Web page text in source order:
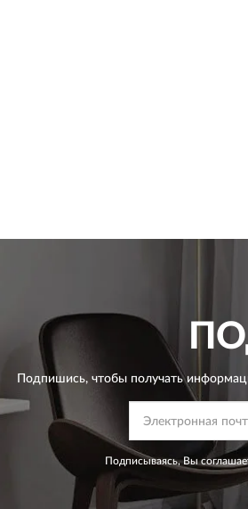
Подпишись, чтобы получать
Подписываясь, Вы